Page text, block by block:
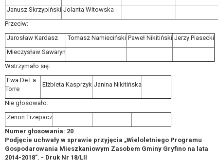
Janusz Skrzypiński Jolanta Witowska
Przeciw:
Jarosław Kardasz
Tomasz Namieciński Paweł Nikitiński Jerzy Piasecki
Mieczysław Sawaryn
Wstrzymało się:
Ewa De La
Torre
Elżbieta Kasprzyk Janina Nikitińska
Nie głosowało:
Zenon Trzepacz
Numer głosowania: 20
Podjęcie uchwały w sprawie przyjęcia „Wieloletniego Programu
Gospodarowania Mieszkaniowym Zasobem Gminy Gryfino na lata
2014-2018”. - Druk Nr 18/LII